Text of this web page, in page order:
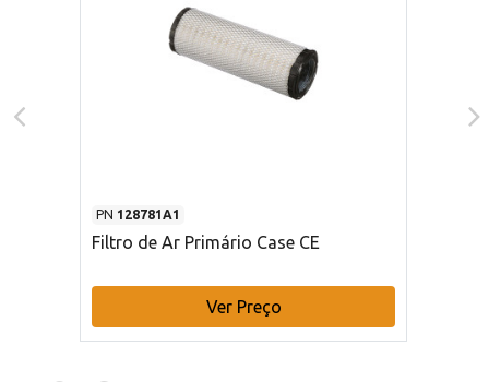
PN 128781A1
Filtro de Ar Primário Case CE
Ver Preço